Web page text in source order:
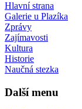
Hlavní strana
Galerie u Plazíka
Zprávy
Zajímavosti
Kultura
Historie
Naučná stezka
Další menu